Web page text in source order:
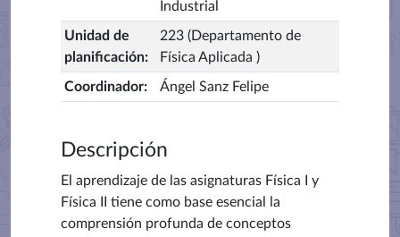
Industrial
Unidad de
planificación:
223 (Departamento de
Física Aplicada )
Coordinador: Ángel Sanz Felipe
Descripción
El aprendizaje de las asignaturas Física I y
Física II tiene como base esencial la
comprensión profunda de conceptos